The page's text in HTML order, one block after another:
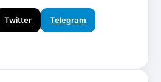
Twitter Telegram